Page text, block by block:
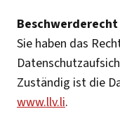
Beschwerderecht
Sie haben das
Zuständig ist die
www.llv.li.